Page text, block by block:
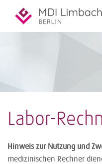
Labor-
Hinweis zur Nutzung und
medizinischen Rechner